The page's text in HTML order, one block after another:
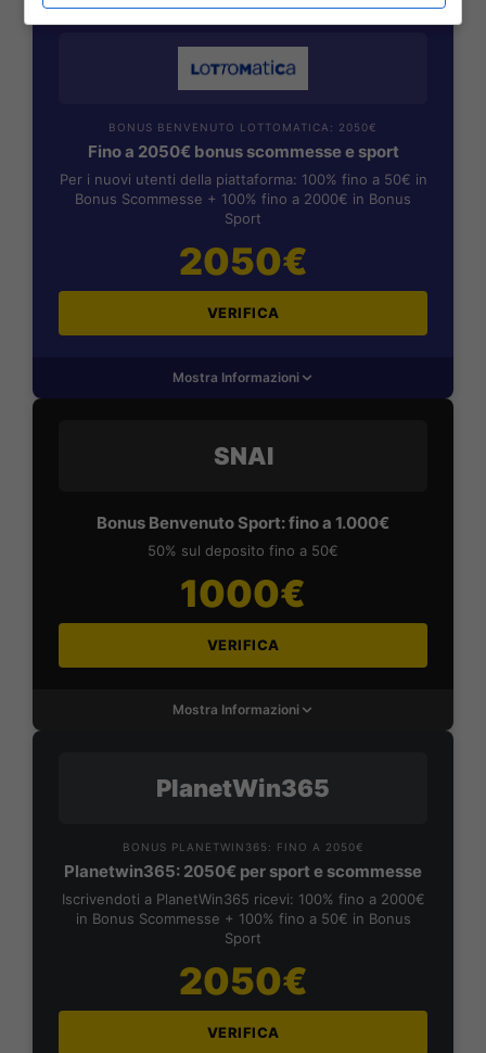
BONUS BENVENUTO LOTTOMATICA: 2050€
Fino a 2050€ bonus scommesse e sport
Per i nuovi utenti della piattaforma: 100% fino a 50€ in
Bonus Scommesse + 100% fino a 2000€ in Bonus
Sport
2050€
VERIFICA
Mostra Informazioni
SNAI
Bonus Benvenuto Sport: fino a 1.000€
50% sul deposito fino a 50€
1000€
VERIFICA
Mostra Informazioni
PlanetWin365
BONUS PLANETWIN365: FINO A 2050€
Planetwin365: 2050€ per sport e scommesse
Iscrivendoti a PlanetWin365 ricevi: 100% fino a 2000€
in Bonus Scommesse + 100% fino a 50€ in Bonus
Sport
2050€
VERIFICA